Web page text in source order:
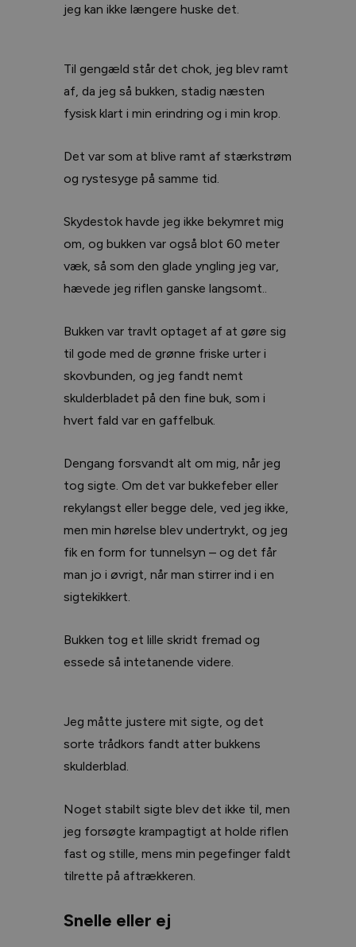
jeg kan ikke længere huske det.
Til gengæld står det chok, jeg blev ramt
af, da jeg så bukken, stadig næsten
fysisk klart i min erindring og i min krop.
Det var som at blive ramt af stærkstrøm
og rystesyge på samme tid.
Skydestok havde jeg ikke bekymret mig
om, og bukken var også blot 60 meter
væk, så som den glade yngling jeg var,
hævede jeg riflen ganske langsomt..
Bukken var travlt optaget af at gøre sig
til gode med de grønne friske urter i
skovbunden, og jeg fandt nemt
skulderbladet på den fine buk, som i
hvert fald var en gaffelbuk.
Dengang forsvandt alt om mig, når jeg
tog sigte. Om det var bukkefeber eller
rekylangst eller begge dele, ved jeg ikke,
men min hørelse blev undertrykt, og jeg
fik en form for tunnelsyn – og det får
man jo i øvrigt, når man stirrer ind i en
sigtekikkert.
Bukken tog et lille skridt fremad og
essede så intetanende videre.
Jeg måtte justere mit sigte, og det
sorte trådkors fandt atter bukkens
skulderblad.
Noget stabilt sigte blev det ikke til, men
jeg forsøgte krampagtigt at holde riflen
fast og stille, mens min pegefinger faldt
tilrette på aftrækkeren.
Snelle eller ej